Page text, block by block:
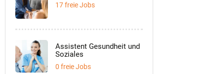
17 freie Jobs
Assistent Gesundheit und
Soziales
0 freie Jobs